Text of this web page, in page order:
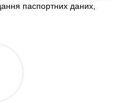
паспортних даних,